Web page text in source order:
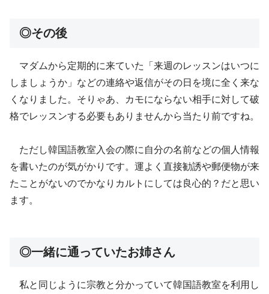
◎その後
マダムから定期的に来ていた「来週のレッスンはいつに
しましょうか」などの連絡や返信がその日を境に全く来な
くなりました。そりゃあ、カモにならない相手に対して破
格でレッスンする必要もありませんから当たり前ですね。
ただし韓国語教室入会の際に自分の名前などの個人情報
を書いたのが気がかりです。運よく直接勧誘や郵便物が来
たことがないのでかなりカルトにしては良心的？だと思い
ます。
◎一緒に通っていたお姉さん
私と同じように宗教と分かっていて韓国語教室を利用し